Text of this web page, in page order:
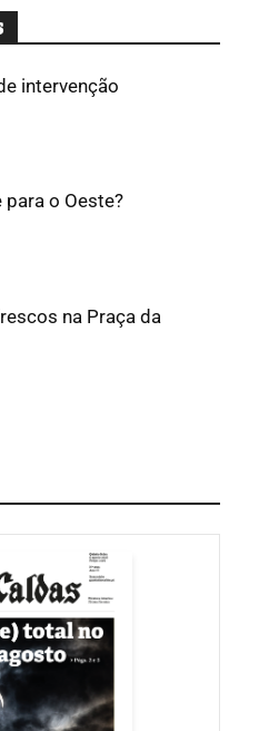
intervenção
para o Oeste?
na Praça da